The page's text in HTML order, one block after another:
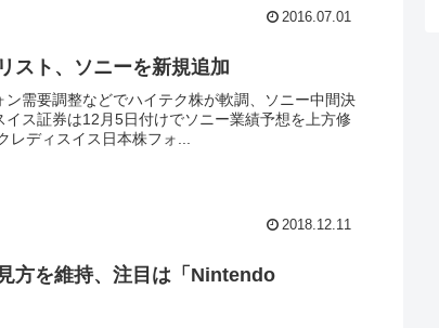
2016.07.01
スト、ソニーを新規追加
需要調整などでハイテク株が軟調、ソニー中間決
ス証券は12月5日付けでソニー業績予想を上方修
ディスイス日本株フォ...
2018.12.11
方を維持、注目は「Nintendo